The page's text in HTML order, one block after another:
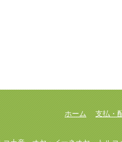
ホーム 支払・